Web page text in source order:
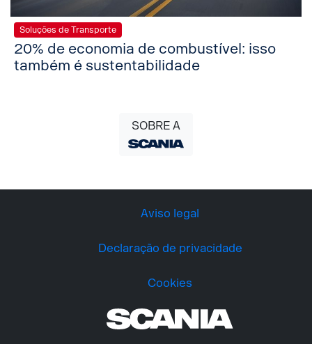
Soluções de Transporte
20% de economia de combustível: isso
também é sustentabilidade
SOBRE A
Aviso legal
Declaração de privacidade
Cookies